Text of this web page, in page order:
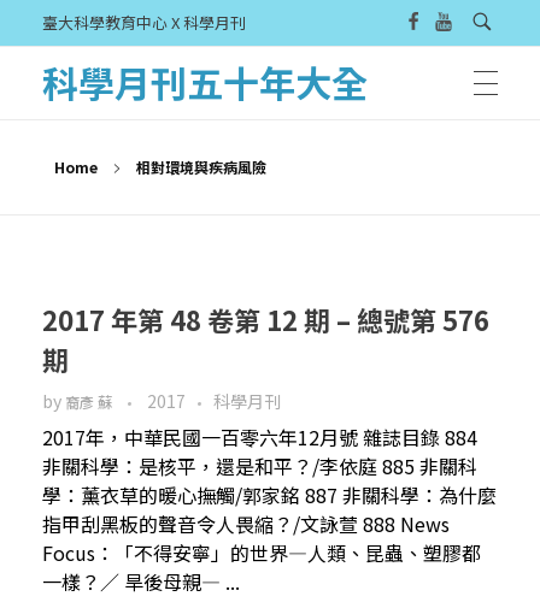
臺大科學教育中心 X 科學月刊
科學月刊五十年大全
Home 相對環境與疾病風險
2017 年第 48 卷第 12 期 – 總號第 576
期
by 裔彥 蘇 2017 科學月刊
2017年，中華民國一百零六年12月號 雜誌目錄 884
非關科學：是核平，還是和平？/李依庭 885 非關科
學：薰衣草的暖心撫觸/郭家銘 887 非關科學：為什麼
指甲刮黑板的聲音令人畏縮？/文詠萱 888 News
Focus：「不得安寧」的世界—人類、昆蟲、塑膠都
一樣？／ 旱後母親— ...